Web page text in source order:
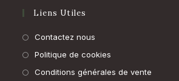
nouvel
un
nouvel
Liens Utiles
Contactez nous
Politique de cookies
Conditions générales de vente